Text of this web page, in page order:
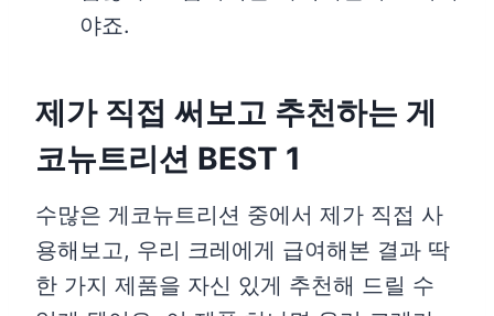
야죠.
제가 직접 써보고 추천하는 게
코뉴트리션 BEST 1
수많은 게코뉴트리션 중에서 제가 직접 사
용해보고, 우리 크레에게 급여해본 결과 딱
한 가지 제품을 자신 있게 추천해 드릴 수